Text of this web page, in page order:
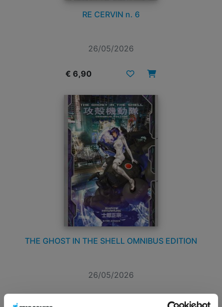
RE CERVIN n. 6
26/05/2026
€ 6,90
THE GHOST IN THE SHELL OMNIBUS EDITION
26/05/2026